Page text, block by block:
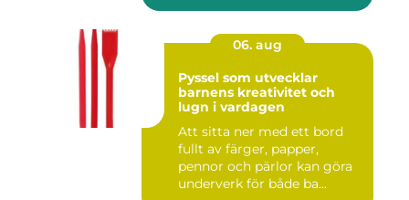
06. aug
Pyssel som utvecklar
barnens kreativitet och
lugn i vardagen
Att sitta ner med ett bord
fullt av färger, papper,
pennor och pärlor kan göra
underverk för både ba...